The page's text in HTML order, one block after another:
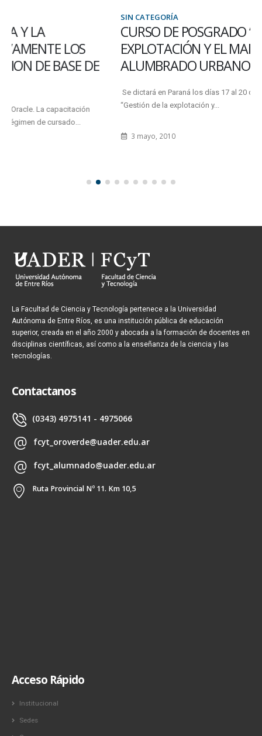
CURSO DE POSGRADO “GESTIÓN DE LA
EXPLOTACIÓN Y EL MANTENIMIENTO DEL
ALUMBRADO URBANO”
Se dictará en Paraná los días 17 al 20 de mayo el Curso de Posgrado
“Gestión de la explotación y...
La Facultad de Ciencia y Tecnología pertenece a la Universidad
Autónoma de Entre Ríos, es una institución pública de educación
superior, creada en el año 2000 y abocada a la formación de docentes en
disciplinas científicas, así como a la enseñanza de la ciencia y las
tecnologías.
Contactanos
(0343) 4975141 - 4975066
fcyt_oroverde@uader.edu.ar
fcyt_alumnado@uader.edu.ar
Ruta Provincial Nº 11. Km 10,5
Acceso Rápido
Institucional
Sedes